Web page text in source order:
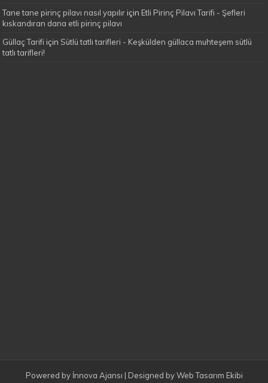
Tane tane pirinç pilavı nasıl yapılır için Etli Pirinç Pilavı Tarifi - Şefleri
kıskandıran dana etli pirinç pilavı
Güllaç Tarifi için Sütlü tatlı tarifleri - Keşkülden güllaca muhteşem sütlü
tatlı tarifleri!
Powered by İnnova Ajansı | Designed byWeb Tasarım Ekibi